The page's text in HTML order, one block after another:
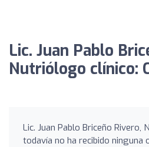
Lic. Juan Pablo
Nutriólogo clínico:
Lic. Juan Pablo Briceño Rivero,
todavía no ha recibido ninguna